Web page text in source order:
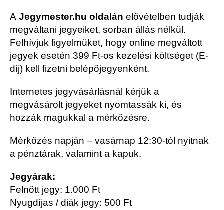
A Jegymester.hu oldalán elővételben tudják
megváltani jegyeiket, sorban állás nélkül.
Felhívjuk figyelmüket, hogy online megváltott
jegyek esetén 399 Ft-os kezelési költséget (E-
díj) kell fizetni belépőjegyenként.
Internetes jegyvásárlásnál kérjük a
megvásárolt jegyeket nyomtassák ki, és
hozzák magukkal a mérkőzésre.
Mérkőzés napján – vasárnap 12:30-tól nyitnak
a pénztárak, valamint a kapuk.
Jegyárak:
Felnőtt jegy: 1.000 Ft
Nyugdíjas / diák jegy: 500 Ft